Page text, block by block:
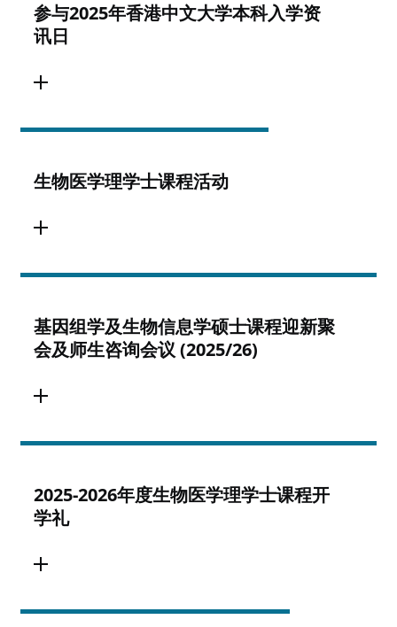
参与2025年香港中文大学本科入学资
讯日
生物医学理学士课程活动
基因组学及生物信息学硕士课程迎新聚
会及师生咨询会议 (2025/26)
2025-2026年度生物医学理学士课程开
学礼